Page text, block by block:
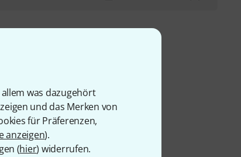
was dazugehört
und das Merken von
für Präferenzen,
anzeigen).
(hier) widerrufen.